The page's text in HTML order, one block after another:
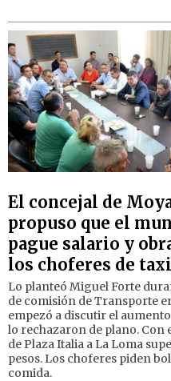
El concejal de
propuso que el
pague salario y
los choferes de
Lo planteó Miguel Forte
de comisión de Transporte
empezó a discutir el
lo rechazaron de plano. Con
de Plaza Italia a La Loma
pesos. Los choferes piden
comida.